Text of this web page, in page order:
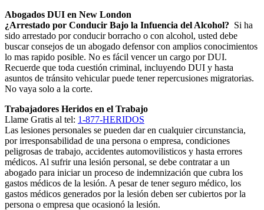
Abogados DUI en New London
¿Arrestado por Conducir Bajo la Infuencia del Alcohol? Si ha
sido arrestado por conducir borracho o con alcohol, usted debe
buscar consejos de un abogado defensor con amplios conocimientos
lo mas rapido posible. No es fácil vencer un cargo por DUI.
Recuerde que toda cuestión criminal, incluyendo DUI y hasta
asuntos de tránsito vehicular puede tener repercusiones migratorias.
No vaya solo a la corte.
Trabajadores Heridos en el Trabajo
Llame Gratis al tel: 1-877-HERIDOS
Las lesiones personales se pueden dar en cualquier circunstancia,
por irresponsabilidad de una persona o empresa, condiciones
peligrosas de trabajo, accidentes automovilisticos y hasta errores
médicos. Al sufrir una lesión personal, se debe contratar a un
abogado para iniciar un proceso de indemnización que cubra los
gastos médicos de la lesión. A pesar de tener seguro médico, los
gastos médicos generados por la lesión deben ser cubiertos por la
persona o empresa que ocasionó la lesión.